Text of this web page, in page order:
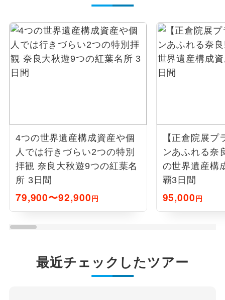
4つの世界遺産構成資産や個
人では行きづらい2つの特別
拝観 奈良大秋遊9つの紅葉名
所 3日間
79,900〜92,900円
【正倉院展プ
ンあふれる奈
の世界遺産構
覇3日間
95,000円
最近チェックしたツアー